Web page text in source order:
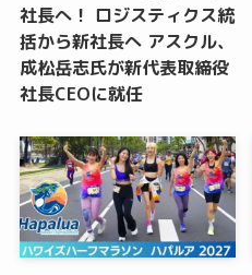
社長へ！ ロジスティクス統
括から新社長へ アスクル、
成松岳志氏が新代表取締役
社長CEOに就任